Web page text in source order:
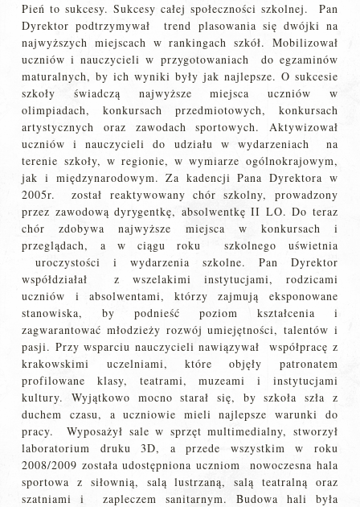
Pień to sukcesy. Sukcesy całej społeczności szkolnej. Pan
Dyrektor podtrzymywał trend plasowania się dwójki na
najwyższych miejscach w rankingach szkół. Mobilizował
uczniów i nauczycieli w przygotowaniach do egzaminów
maturalnych, by ich wyniki były jak najlepsze. O sukcesie
szkoły świadczą najwyższe miejsca uczniów w
olimpiadach, konkursach przedmiotowych, konkursach
artystycznych oraz zawodach sportowych. Aktywizował
uczniów i nauczycieli do udziału w wydarzeniach na
terenie szkoły, w regionie, w wymiarze ogólnokrajowym,
jak i międzynarodowym. Za kadencji Pana Dyrektora w
2005r. został reaktywowany chór szkolny, prowadzony
przez zawodową dyrygentkę, absolwentkę II LO. Do teraz
chór zdobywa najwyższe miejsca w konkursach i
przeglądach, a w ciągu roku szkolnego uświetnia
uroczystości i wydarzenia szkolne. Pan Dyrektor
współdziałał z wszelakimi instytucjami, rodzicami
uczniów i absolwentami, którzy zajmują eksponowane
stanowiska, by podnieść poziom kształcenia i
zagwarantować młodzieży rozwój umiejętności, talentów i
pasji. Przy wsparciu nauczycieli nawiązywał współpracę z
krakowskimi uczelniami, które objęły patronatem
profilowane klasy, teatrami, muzeami i instytucjami
kultury. Wyjątkowo mocno starał się, by szkoła szła z
duchem czasu, a uczniowie mieli najlepsze warunki do
pracy. Wyposażył sale w sprzęt multimedialny, stworzył
laboratorium druku 3D, a przede wszystkim w roku
2008/2009 została udostępniona uczniom nowoczesna hala
sportowa z siłownią, salą lustrzaną, salą teatralną oraz
szatniami i zapleczem sanitarnym. Budowa hali była